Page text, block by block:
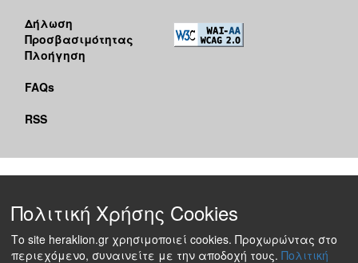
Δήλωση
Προσβασιμότητας
Πλοήγηση
FAQs
RSS
Πολιτική Χρήσης Cookies
Το site heraklion.gr χρησιμοποιεί cookies. Προχωρώντας στο
περιεχόμενο, συναινείτε με την αποδοχή τους. Πολιτική